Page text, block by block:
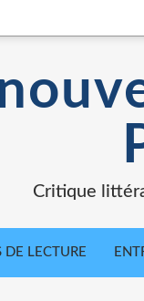
Critique
DE LECTURE